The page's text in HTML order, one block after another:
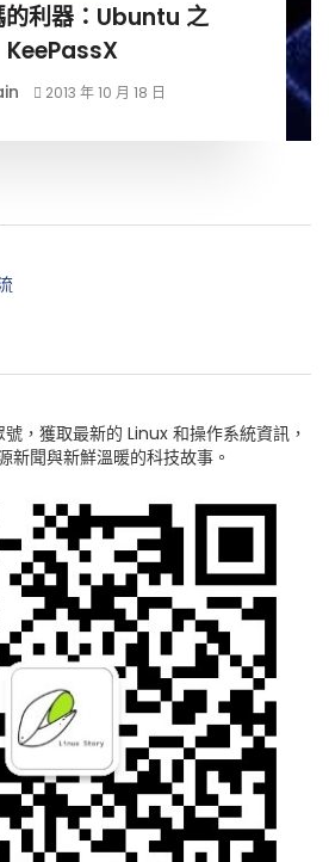
的利器：Ubuntu 之
KeePassX
2013 年 10 月 18 日
，獲取最新的 Linux 和操作系統資訊，
新聞與新鮮溫暖的科技故事。